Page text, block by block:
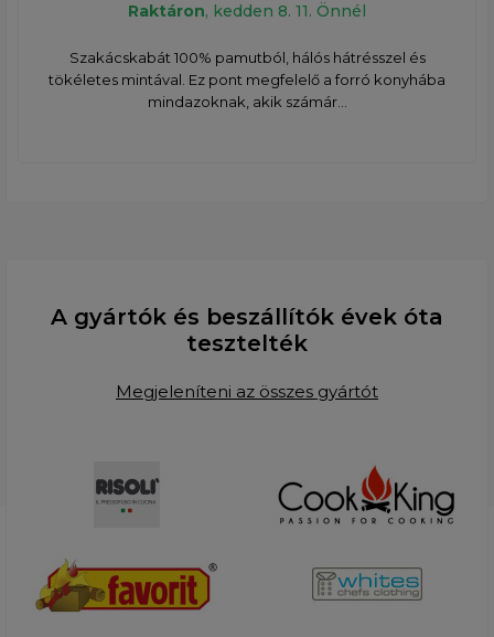
Raktáron, kedden 8. 11. Önnél
Szakácskabát 100% pamutból, hálós hátrésszel és
tökéletes mintával. Ez pont megfelelő a forró konyhába
mindazoknak, akik számár...
A gyártók és beszállítók évek óta
tesztelték
Megjeleníteni az összes gyártót